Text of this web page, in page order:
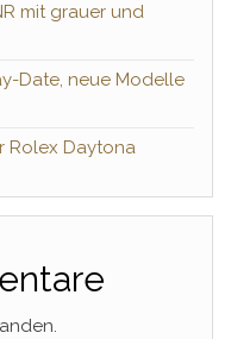
mit grauer und
Date, neue Modelle
Rolex Daytona